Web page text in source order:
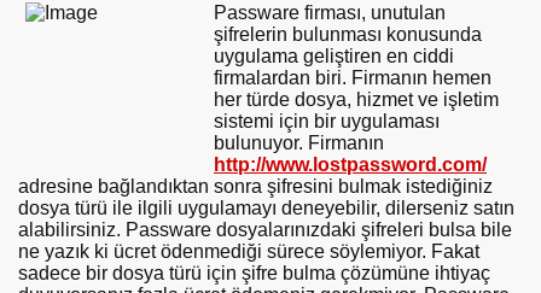
Passware firması, unutulan
şifrelerin bulunması konusunda
uygulama geliştiren en ciddi
firmalardan biri. Firmanın hemen
her türde dosya, hizmet ve işletim
sistemi için bir uygulaması
bulunuyor. Firmanın
http://www.lostpassword.com/
adresine bağlandıktan sonra şifresini bulmak istediğiniz
dosya türü ile ilgili uygulamayı deneyebilir, dilerseniz satın
alabilirsiniz. Passware dosyalarınızdaki şifreleri bulsa bile
ne yazık ki ücret ödenmediği sürece söylemiyor. Fakat
sadece bir dosya türü için şifre bulma çözümüne ihtiyaç